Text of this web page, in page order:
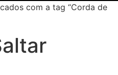
com a tag “Corda de